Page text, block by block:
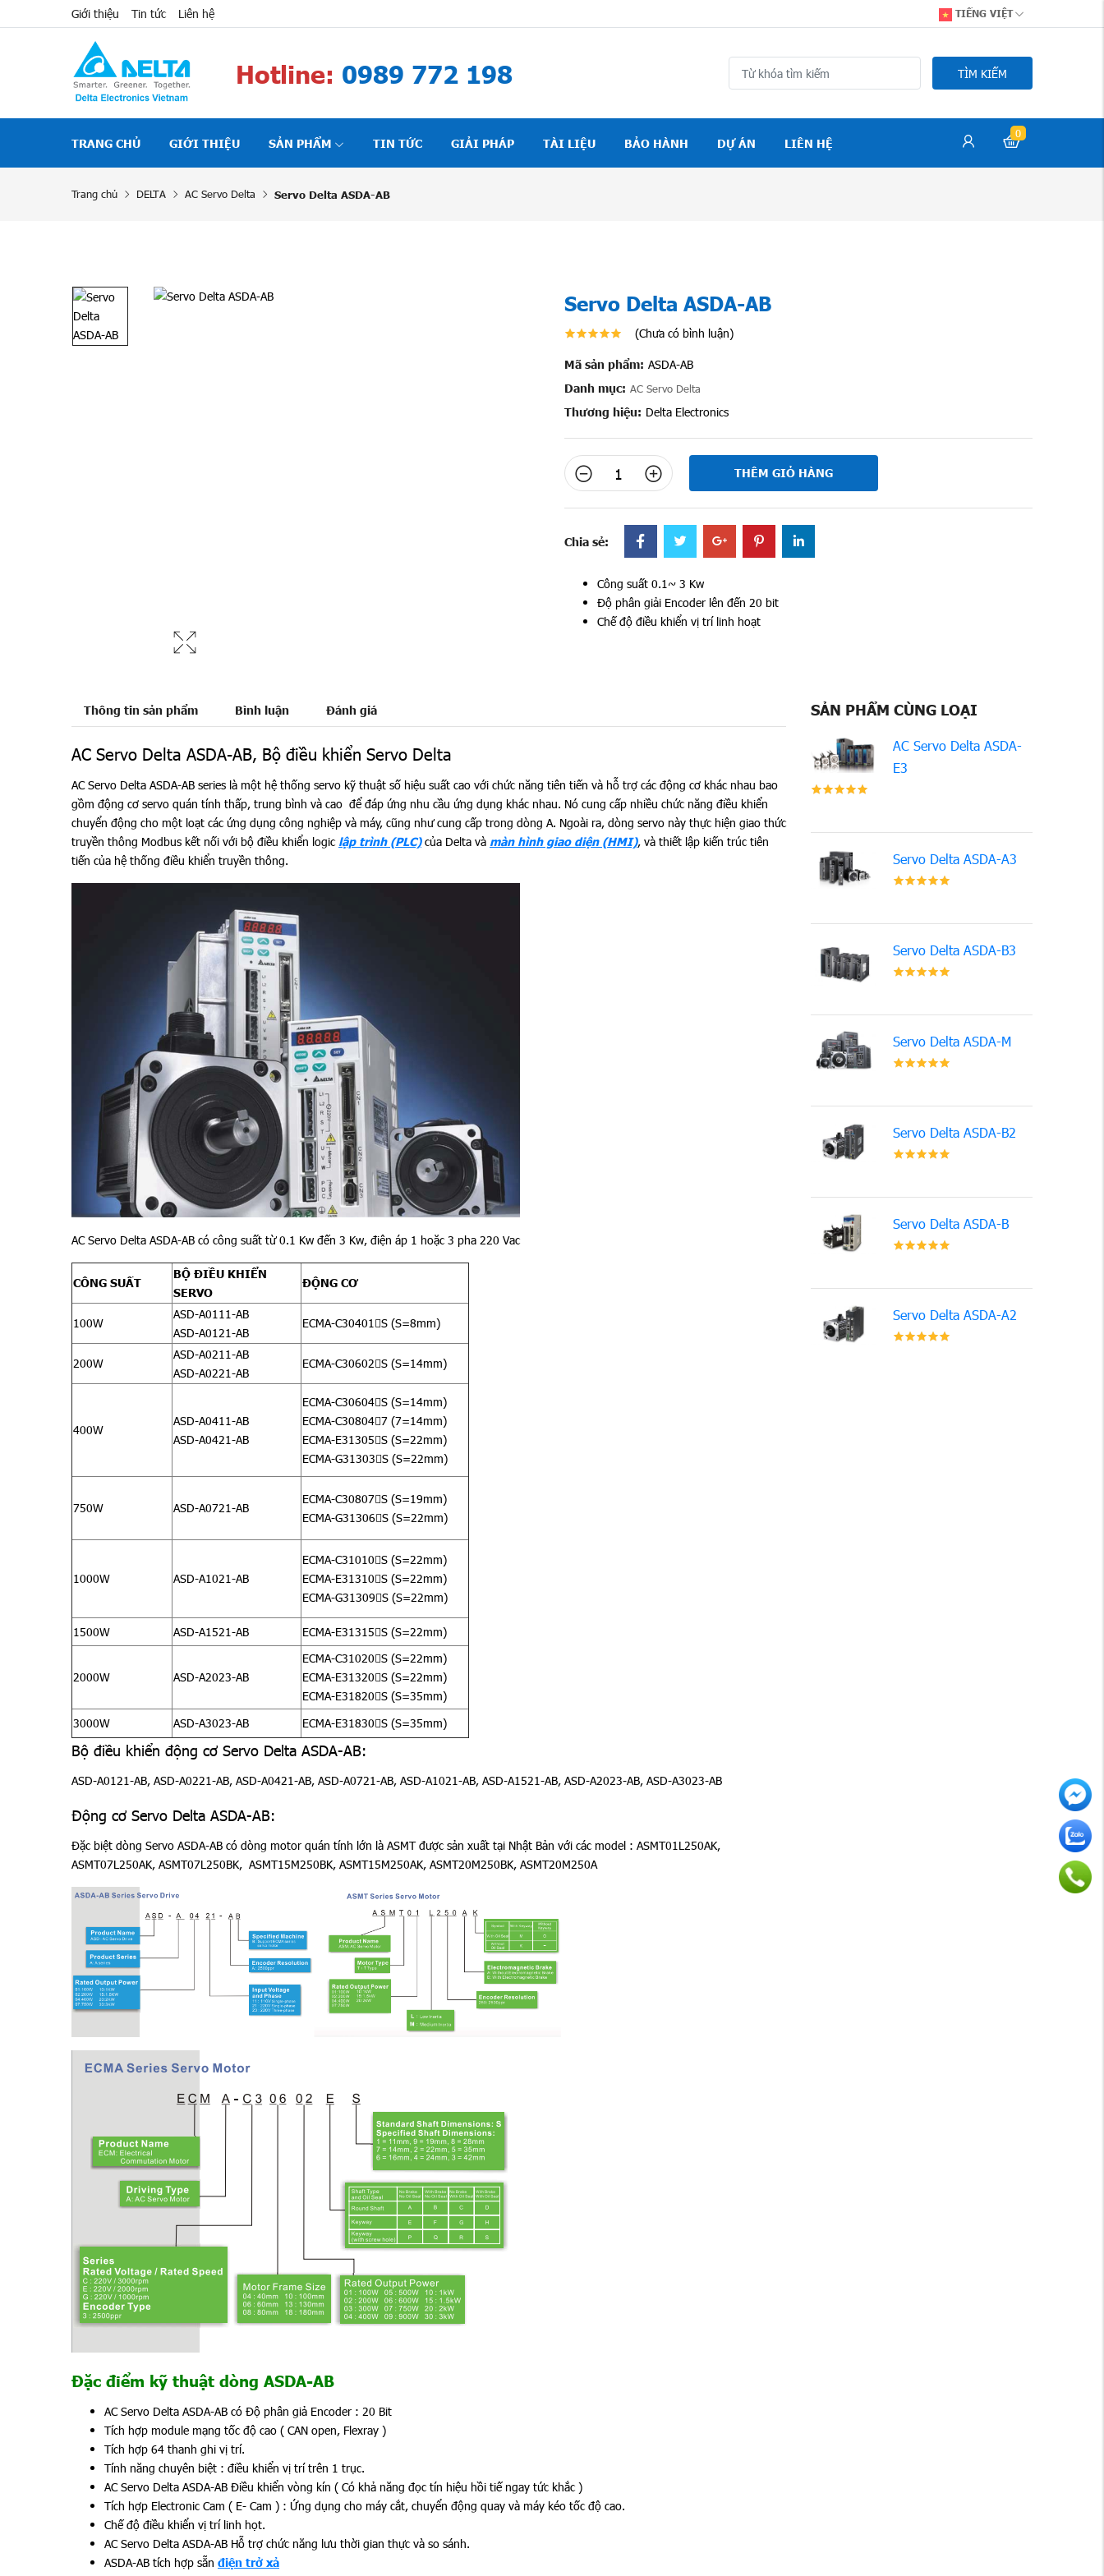
Giới thiệu Tin tức Liên hệ TIẾNG VIỆT
Hotline: 0989 772 198 TÌM KIẾM
TRANG CHỦ GIỚI THIỆU SẢN PHẨM TIN TỨC GIẢI PHÁP TÀI LIỆU BẢO HÀNH DỰ ÁN LIÊN HỆ
0
Trang chủ DELTA AC Servo Delta Servo Delta ASDA-AB
Servo Delta ASDA-AB
(Chưa có bình luận)
Mã sản phẩm: ASDA-AB
Danh mục: AC Servo Delta
Thương hiệu: Delta Electronics
THÊM GIỎ HÀNG
Chia sẻ:
Công suất 0.1~ 3 Kw
Độ phân giải Encoder lên đến 20 bit
Chế độ điều khiển vị trí linh hoạt
Thông tin sản phẩm Bình luận Đánh giá
AC Servo Delta ASDA-AB, Bộ điều khiển Servo Delta
AC Servo Delta ASDA-AB series là một hệ thống servo kỹ thuật số hiệu suất cao với chức năng tiên tiến và hỗ trợ các động cơ khác nhau bao
gồm động cơ servo quán tính thấp, trung bình và cao để đáp ứng nhu cầu ứng dụng khác nhau. Nó cung cấp nhiều chức năng điều khiển
chuyển động cho một loạt các ứng dụng công nghiệp và máy, cũng như cung cấp trong dòng A. Ngoài ra, dòng servo này thực hiện giao thức
truyền thông Modbus kết nối với bộ điều khiển logic lập trình (PLC)của Delta và màn hình giao diện (HMI), và thiết lập kiến trúc tiên
tiến của hệ thống điều khiển truyền thông.
AC Servo Delta ASDA-AB có công suất từ 0.1 Kw đến 3 Kw, điện áp 1 hoặc 3 pha 220 Vac
CÔNG SUẤT
BỘ ĐIỀU KHIỂN
SERVO
ĐỘNG CƠ
100W
ASD-A0111-AB
ASD-A0121-AB
ECMA-C30401S (S=8mm)
200W
ASD-A0211-AB
ASD-A0221-AB
ECMA-C30602S (S=14mm)
400W
ASD-A0411-AB
ASD-A0421-AB
ECMA-C30604S (S=14mm)
ECMA-C308047 (7=14mm)
ECMA-E31305S (S=22mm)
ECMA-G31303S (S=22mm)
750W ASD-A0721-AB
ECMA-C30807S (S=19mm)
ECMA-G31306S (S=22mm)
1000W ASD-A1021-AB
ECMA-C31010S (S=22mm)
ECMA-E31310S (S=22mm)
ECMA-G31309S (S=22mm)
1500W ASD-A1521-AB ECMA-E31315S (S=22mm)
2000W ASD-A2023-AB
ECMA-C31020S (S=22mm)
ECMA-E31320S (S=22mm)
ECMA-E31820S (S=35mm)
3000W
ASD-A3023-AB ECMA-E31830S (S=35mm)
Bộ điều khiển động cơ Servo Delta ASDA-AB:
ASD-A0121-AB, ASD-A0221-AB, ASD-A0421-AB, ASD-A0721-AB, ASD-A1021-AB, ASD-A1521-AB, ASD-A2023-AB, ASD-A3023-AB
Động cơ Servo Delta ASDA-AB:
Đặc biệt dòng Servo ASDA-AB có dòng motor quán tính lớn là ASMT được sản xuất tại Nhật Bản với các model : ASMT01L250AK,
ASMT07L250AK, ASMT07L250BK, ASMT15M250BK, ASMT15M250AK, ASMT20M250BK, ASMT20M250A
Đặc điểm kỹ thuật dòng ASDA-AB
AC Servo Delta ASDA-AB có Độ phân giả Encoder : 20 Bit
Tích hợp module mạng tốc độ cao ( CAN open, Flexray )
Tích hợp 64 thanh ghi vị trí.
Tính năng chuyên biệt : điều khiển vị trí trên 1 trục.
AC Servo Delta ASDA-AB Điều khiển vòng kín ( Có khả năng đọc tín hiệu hồi tiế ngay tức khắc )
Tích hợp Electronic Cam ( E- Cam ) : Ứng dụng cho máy cắt, chuyển động quay và máy kéo tốc độ cao.
Chế độ điều khiển vị trí linh họt.
AC Servo Delta ASDA-AB Hỗ trợ chức năng lưu thời gian thực và so sánh.
ASDA-AB tích hợp sẵn điện trở xả
SẢN PHẨM CÙNG LOẠI
AC Servo Delta ASDA-
E3
Servo Delta ASDA-A3
Servo Delta ASDA-B3
Servo Delta ASDA-M
Servo Delta ASDA-B2
Servo Delta ASDA-B
Servo Delta ASDA-A2